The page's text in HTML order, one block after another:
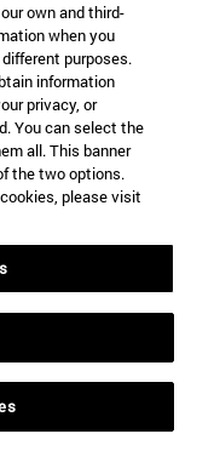
artistas
own and third-
when you
purposes.
information
privacy, or
You can select the
all. This banner
the two options.
please visit